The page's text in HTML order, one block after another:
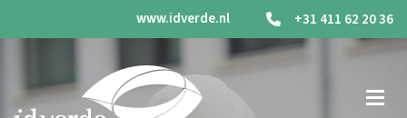
www.idverde.nl +31 411 62 20 36